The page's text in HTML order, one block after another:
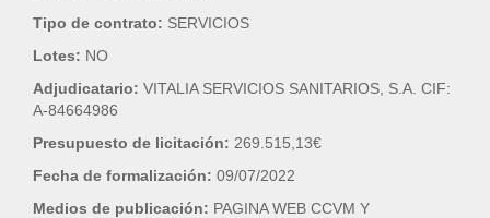
Tipo de contrato: SERVICIOS
Lotes: NO
Adjudicatario: VITALIA SERVICIOS SANITARIOS, S.A. CIF:
A-84664986
Presupuesto de licitación: 269.515,13€
Fecha de formalización: 09/07/2022
Medios de publicación: PAGINA WEB CCVM Y